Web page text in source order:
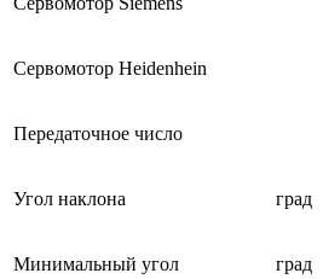
Сервомотор Heidenhein
Передаточное число
Угол наклона град
Минимальный угол град